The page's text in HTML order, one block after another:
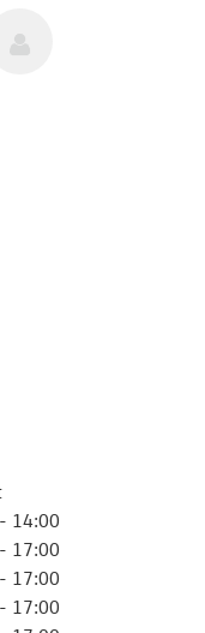
14:00
17:00
17:00
17:00